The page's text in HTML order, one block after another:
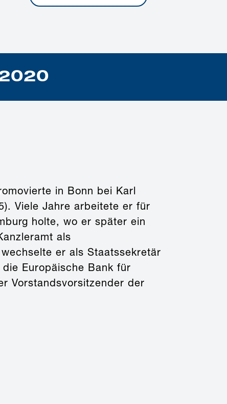
in Bonn bei Karl
Viele Jahre arbeitete er für
holte, wo er später ein
als
er als Staatssekretär
Europäische Bank für
Vorstandsvorsitzender der